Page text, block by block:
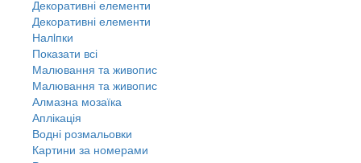
Декоративні елементи
Декоративні елементи
Налiпки
Показати всі
Малювання та живопис
Малювання та живопис
Алмазна мозаїка
Аплікація
Водні розмальовки
Картини за номерами